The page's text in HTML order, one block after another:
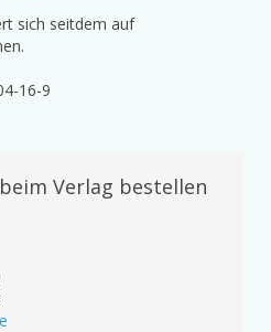
sich seitdem auf
16-9
Verlag bestellen